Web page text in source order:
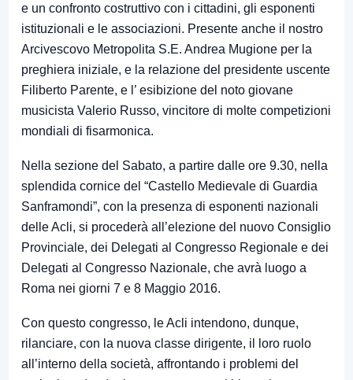
e un confronto costruttivo con i cittadini, gli esponenti
istituzionali e le associazioni. Presente anche il nostro
Arcivescovo Metropolita S.E. Andrea Mugione per la
preghiera iniziale, e la relazione del presidente uscente
Filiberto Parente, e l’ esibizione del noto giovane
musicista Valerio Russo, vincitore di molte competizioni
mondiali di fisarmonica.
Nella sezione del Sabato, a partire dalle ore 9.30, nella
splendida cornice del “Castello Medievale di Guardia
Sanframondi”, con la presenza di esponenti nazionali
delle Acli, si procederà all’elezione del nuovo Consiglio
Provinciale, dei Delegati al Congresso Regionale e dei
Delegati al Congresso Nazionale, che avrà luogo a
Roma nei giorni 7 e 8 Maggio 2016.
Con questo congresso, le Acli intendono, dunque,
rilanciare, con la nuova classe dirigente, il loro ruolo
all’interno della società, affrontando i problemi del